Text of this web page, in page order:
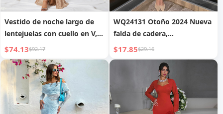
Vestido de noche largo de
lentejuelas con cuello en V,
manga larga, abertura alta,
corte ajustado, cola de pez,
vestido de noche de salón -
MGT256
$74.13$92.17
WQ24131 Otoño 2024 Nueva
falda de cadera,
temperamento noble,
vestido sexy de un hombro
con volantes y manga larga
$17.85$29.16